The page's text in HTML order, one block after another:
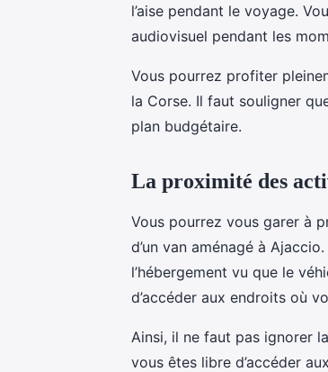
l’aise pendant le voyage.
audiovisuel pendant les
Vous pourrez profiter
la Corse. Il faut souligner
plan budgétaire.
La proximité des
Vous pourrez vous garer à
d’un van aménagé à
l’hébergement vu que le
d’accéder aux endroits où
Ainsi, il ne faut pas ignorer
vous êtes libre d’accéder